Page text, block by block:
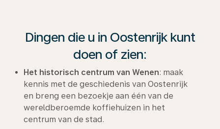
Dingen die u in Oostenrijk kunt
doen of zien:
Het historisch centrum van Wenen: maak
kennis met de geschiedenis van Oostenrijk
en breng een bezoekje aan één van de
wereldberoemde koffiehuizen in het
centrum van de stad.